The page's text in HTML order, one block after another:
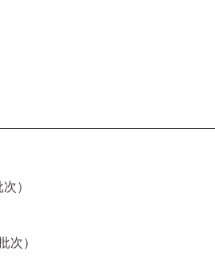
次）
次）